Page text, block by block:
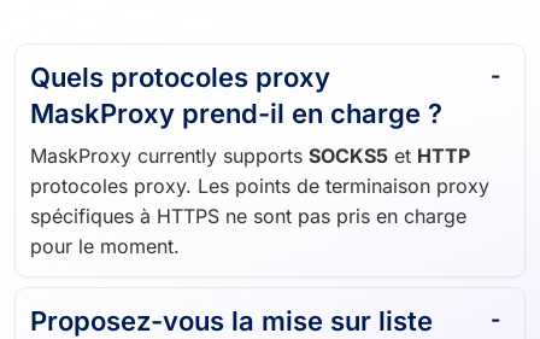
Quels protocoles proxy
MaskProxy prend-il en charge ?
MaskProxy currently supports SOCKS5 et HTTP
protocoles proxy. Les points de terminaison proxy
spécifiques à HTTPS ne sont pas pris en charge
pour le moment.
Proposez-vous la mise sur liste